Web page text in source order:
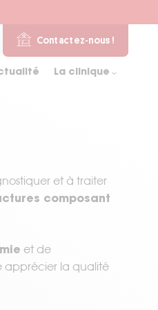
Contactez-nous !
La clinique
et à traiter
composant
et de
apprécier la qualité